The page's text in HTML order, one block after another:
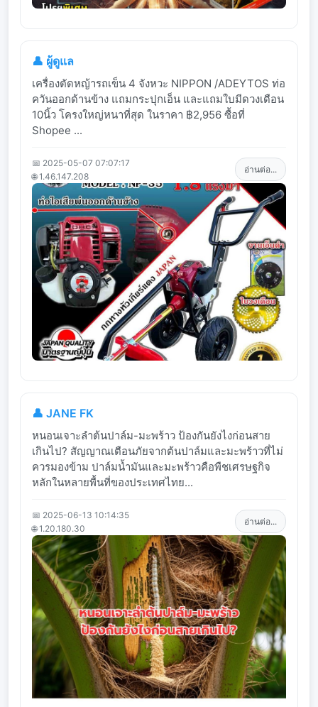
👤 ผู้ดูแล
เครื่องตัดหญ้ารถเข็น 4 จังหวะ NIPPON /ADEYTOS ท่อ
ควันออกด้านข้าง แถมกระปุกเอ็น และแถมใบมีดวงเดือน
10นิ้ว โครงใหญ่หนาที่สุด ในราคา ฿2,956 ซื้อที่
Shopee ...
📅 2025-05-07 07:07:17
🌐 1.46.147.208
อ่านต่อ...
👤 JANE FK
หนอนเจาะลำต้นปาล์ม-มะพร้าว ป้องกันยังไงก่อนสาย
เกินไป? สัญญาณเตือนภัยจากต้นปาล์มและมะพร้าวที่ไม่
ควรมองข้าม ปาล์มน้ำมันและมะพร้าวคือพืชเศรษฐกิจ
หลักในหลายพื้นที่ของประเทศไทย...
📅 2025-06-13 10:14:35
🌐 1.20.180.30
อ่านต่อ...